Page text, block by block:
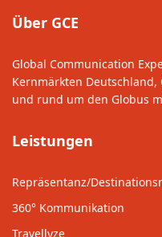
Über GCE
Global Communication
Kernmärkten
und rund um den Globus
Leistungen
Repräsentanz/
360° Kommunikation
Travellyze